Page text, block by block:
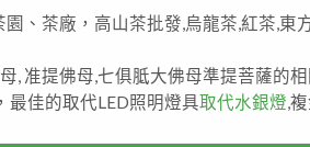
、茶廠，高山茶批發,烏龍茶,紅茶,東
, 准提佛母,七俱胝大佛母準提菩薩的
最佳的取代LED照明燈具取代水銀燈 ,